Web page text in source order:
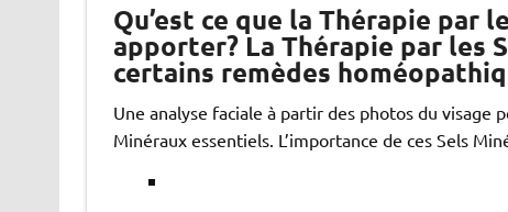
Qu’est ce que la Thérapie par
apporter? La Thérapie par les
certains remèdes
Une analyse faciale à partir des photos du
Minéraux essentiels. L’importance de ces Sels